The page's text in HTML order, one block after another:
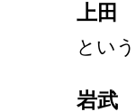
上田
とい
岩武